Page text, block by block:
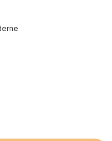
pour démocratiser la